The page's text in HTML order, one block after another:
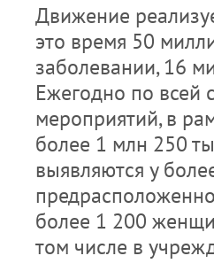
Движение
это время 50
заболевании, 16
Ежегодно по всей
мероприятий, в
более 1 млн 250
выявляются у
более 1 200
том числе в